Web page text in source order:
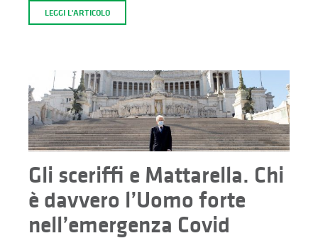
LEGGI L'ARTICOLO
Gli sceriffi e Mattarella. Chi
è davvero l’Uomo forte
nell’emergenza Covid